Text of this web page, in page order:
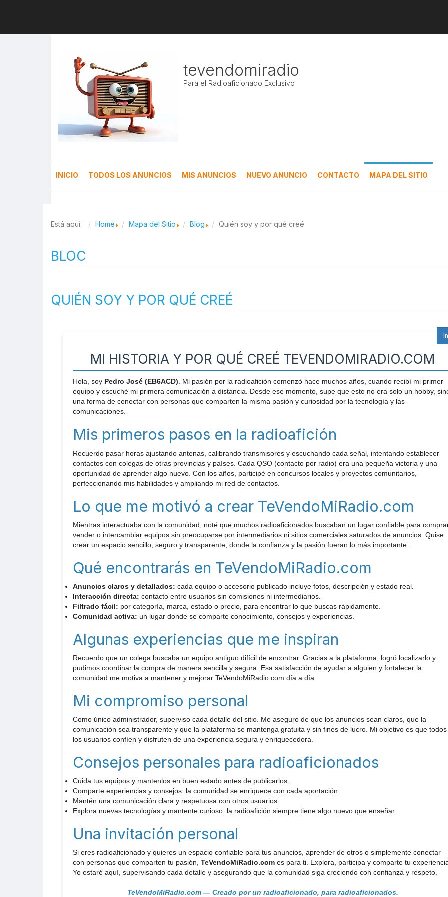
tevendomiradio
Para el Radioaficionado Exclusivo
INICIO TODOS LOS ANUNCIOS MIS ANUNCIOS NUEVO ANUNCIO CONTACTO MAPA DEL SITIO
Está aquí: Home Mapa del Sitio Blog Quién soy y por qué creé
BLOC
QUIÉN SOY Y POR QUÉ CREÉ
MI HISTORIA Y POR QUÉ CREÉ TEVENDOMIRADIO.COM
Hola, soy Pedro José (EB6ACD) . Mi pasión por la radioafición comenzó hace muchos años, cuando recibí mi primer
equipo y escuché mi primera comunicación a distancia. Desde ese momento, supe que esto no era solo un hobby,
una forma de conectar con personas que comparten la misma pasión y curiosidad por la tecnología y las
comunicaciones.
Mis primeros pasos en la radioafición
Recuerdo pasar horas ajustando antenas, calibrando transmisores y escuchando cada señal, intentando establecer
contactos con colegas de otras provincias y países. Cada QSO (contacto por radio) era una pequeña victoria y una
oportunidad de aprender algo nuevo. Con los años, participé en concursos locales y proyectos comunitarios,
perfeccionando mis habilidades y ampliando mi red de contactos.
Lo que me motivó a crear TeVendoMiRadio.com
Mientras interactuaba con la comunidad, noté que muchos radioaficionados buscaban un lugar confiable para
vender o intercambiar equipos sin preocuparse por intermediarios ni sitios comerciales saturados de anuncios. Quise
crear un espacio sencillo, seguro y transparente, donde la confianza y la pasión fueran lo más importante.
Qué encontrarás en TeVendoMiRadio.com
Anuncios claros y detallados: cada equipo o accesorio publicado incluye fotos, descripción y estado real.
Interacción directa: contacto entre usuarios sin comisiones ni intermediarios.
Filtrado fácil: por categoría, marca, estado o precio, para encontrar lo que buscas rápidamente.
Comunidad activa: un lugar donde se comparte conocimiento, consejos y experiencias.
Algunas experiencias que me inspiran
Recuerdo que un colega buscaba un equipo antiguo difícil de encontrar. Gracias a la plataforma, logró localizarlo y
pudimos coordinar la compra de manera sencilla y segura. Esa satisfacción de ayudar a alguien y fortalecer la
comunidad me motiva a mantener y mejorar TeVendoMiRadio.com día a día.
Mi compromiso personal
Como único administrador, superviso cada detalle del sitio. Me aseguro de que los anuncios sean claros, que la
comunicación sea transparente y que la plataforma se mantenga gratuita y sin fines de lucro. Mi objetivo es que todos
los usuarios confíen y disfruten de una experiencia segura y enriquecedora.
Consejos personales para radioaficionados
Cuida tus equipos y mantenlos en buen estado antes de publicarlos.
Comparte experiencias y consejos: la comunidad se enriquece con cada aportación.
Mantén una comunicación clara y respetuosa con otros usuarios.
Explora nuevas tecnologías y mantente curioso: la radioafición siempre tiene algo nuevo que enseñar.
Una invitación personal
Si eres radioaficionado y quieres un espacio confiable para tus anuncios, aprender de otros o simplemente conectar
con personas que comparten tu pasión, TeVendoMiRadio.comes para ti. Explora, participa y comparte tu
Yo estaré aquí, supervisando cada detalle y asegurando que la comunidad siga creciendo con confianza y respeto.
TeVendoMiRadio.com — Creado por un radioaficionado, para radioaficionados.